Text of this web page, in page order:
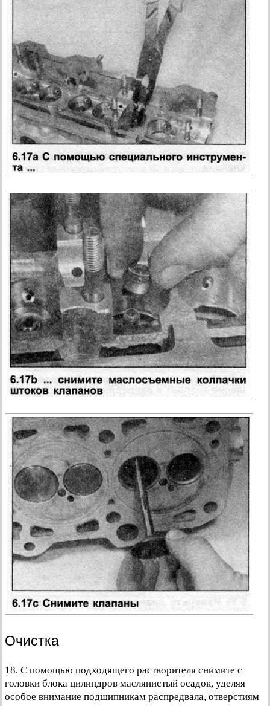
Очистка
18. С помощью подходящего растворителя снимите с
головки блока цилиндров маслянистый осадок, уделяя
особое внимание подшипникам распредвала, отверстиям